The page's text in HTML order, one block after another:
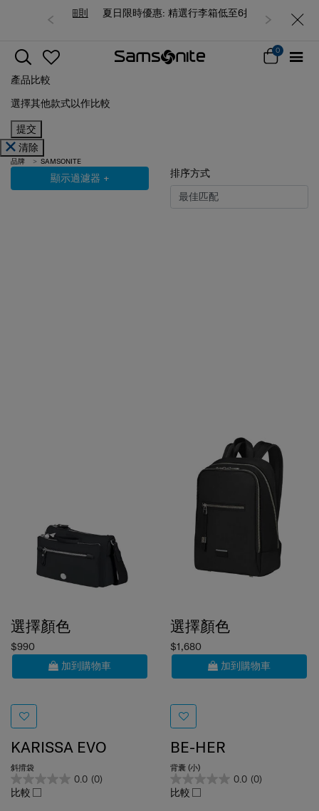
夏日限時優惠: 精選行李箱低至6折
產品比較
清除
品牌
顯示過濾器 +
$990
加到購物車
KARISSA EVO
斜揹袋
比較
$1,680
加到購物車
BE-HER
背囊 (小)
比較